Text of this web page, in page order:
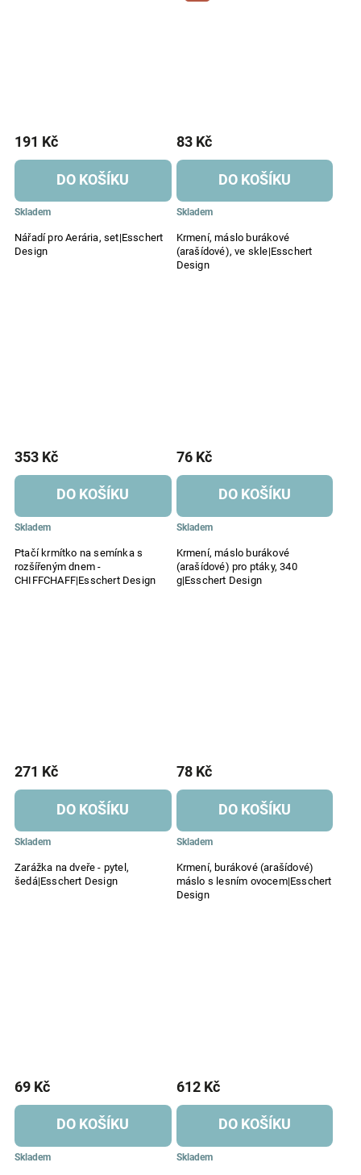
Nářadí pro Aerária, set|Esschert
Design
Skladem
191 Kč
DO KOŠÍKU
Krmení, máslo burákové
(arašídové), ve skle|Esschert
Design
Skladem
83 Kč
DO KOŠÍKU
Ptačí krmítko na semínka s
rozšířeným dnem -
CHIFFCHAFF|Esschert Design
Skladem
353 Kč
DO KOŠÍKU
Krmení, máslo burákové
(arašídové) pro ptáky, 340
g|Esschert Design
Skladem
76 Kč
DO KOŠÍKU
Zarážka na dveře - pytel,
šedá|Esschert Design
Skladem
271 Kč
DO KOŠÍKU
Krmení, burákové (arašídové)
máslo s lesním ovocem|Esschert
Design
Skladem
78 Kč
DO KOŠÍKU
Skladem
69 Kč
DO KOŠÍKU
Skladem
612 Kč
DO KOŠÍKU